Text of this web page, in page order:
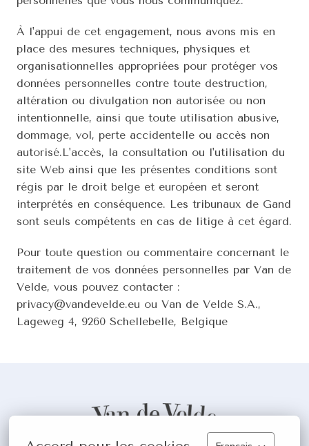
À l'appui de cet engagement, nous avons mis en
place des mesures techniques, physiques et
organisationnelles appropriées pour protéger vos
données personnelles contre toute destruction,
altération ou divulgation non autorisée ou non
intentionnelle, ainsi que toute utilisation abusive,
dommage, vol, perte accidentelle ou accès non
autorisé.L'accès, la consultation ou l'utilisation du
site Web ainsi que les présentes conditions sont
régis par le droit belge et européen et seront
interprétés en conséquence. Les tribunaux de Gand
sont seuls compétents en cas de litige à cet égard.
Pour toute question ou commentaire concernant le
traitement de vos données personnelles par Van de
Velde, vous pouvez contacter :
privacy@vandevelde.eu ou Van de Velde S.A.,
Lageweg 4, 9260 Schellebelle, Belgique